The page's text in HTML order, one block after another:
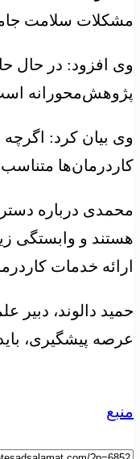
مشکلات سلامت
وی افزود: در حال
پژوهش‌محورانه
وی بیان کرد:
کاردرمان‌ها
محمدی درباره
هستند و وابستگی
ارائه خدمات
حمید دالوند، دبیر
عرصه پیشگیری،
منبع